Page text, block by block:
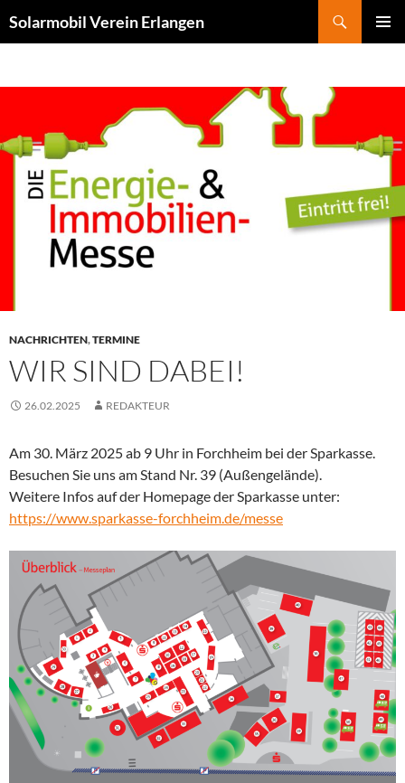
Inhalt
Solarmobil Verein Erlangen
NACHRICHTEN,TERMINE
WIR SIND DABEI!
26.02.2025 REDAKTEUR
Am 30. März 2025 ab 9 Uhr in Forchheim bei der Sparkasse.
Besuchen Sie uns am Stand Nr. 39 (Außengelände).
Weitere Infos auf der Homepage der Sparkasse unter:
https://www.sparkasse-forchheim.de/messe